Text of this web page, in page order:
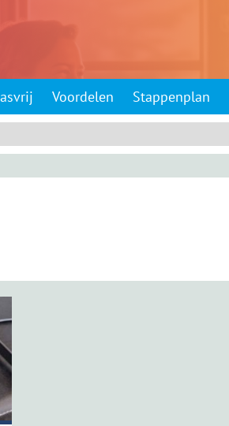
Voordelen Stappenplan